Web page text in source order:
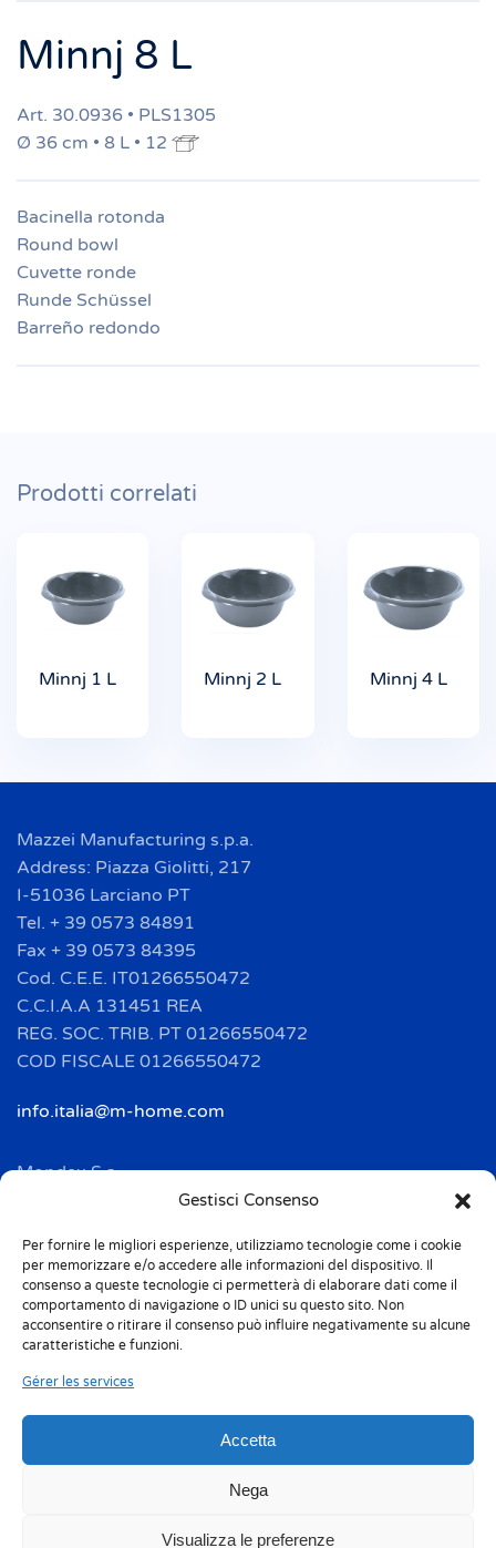
Gestisci Consenso
Per fornire le migliori esperienze, utilizziamo tecnologie come i cookie
per memorizzare e/o accedere alle informazioni del dispositivo. Il
consenso a queste tecnologie ci permetterà di elaborare dati come il
comportamento di navigazione o ID unici su questo sito. Non
acconsentire o ritirare il consenso può influire negativamente su alcune
caratteristiche e funzioni.
Gérer les services
Accetta
Nega
Visualizza le preferenze
Minnj 8 L
Art. 30.0936 • PLS1305
Ø 36 cm • 8 L • 12
Bacinella rotonda
Round bowl
Cuvette ronde
Runde Schüssel
Barreño redondo
Prodotti correlati
Minnj 1 L Minnj 2 L Minnj 4 L
Mazzei Manufacturing s.p.a.
Address: Piazza Giolitti, 217
I-51036 Larciano PT
Tel. + 39 0573 84891
Fax + 39 0573 84395
Cod. C.E.E. IT01266550472
C.C.I.A.A 131451 REA
REG. SOC. TRIB. PT 01266550472
COD FISCALE 01266550472
info.italia@m-home.com
Mondex S.a.
Address: 2 Rue Ampère - BP 120
Tél. + 33(0)3 88 69 20 40
Fax + 33(0)3 88 69 20 41
info.france@m-home.com
Mondex Menaje España S.a.
Address: Ctra de Girona, km. 101.5
E-17160 Angles (Girona)